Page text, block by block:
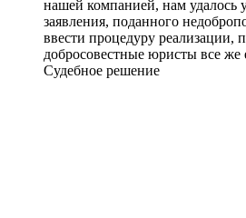
нашей компанией, нам удалось
заявления, поданного
ввести процедуру реализации,
добросовестные юристы все же
Судебное решение